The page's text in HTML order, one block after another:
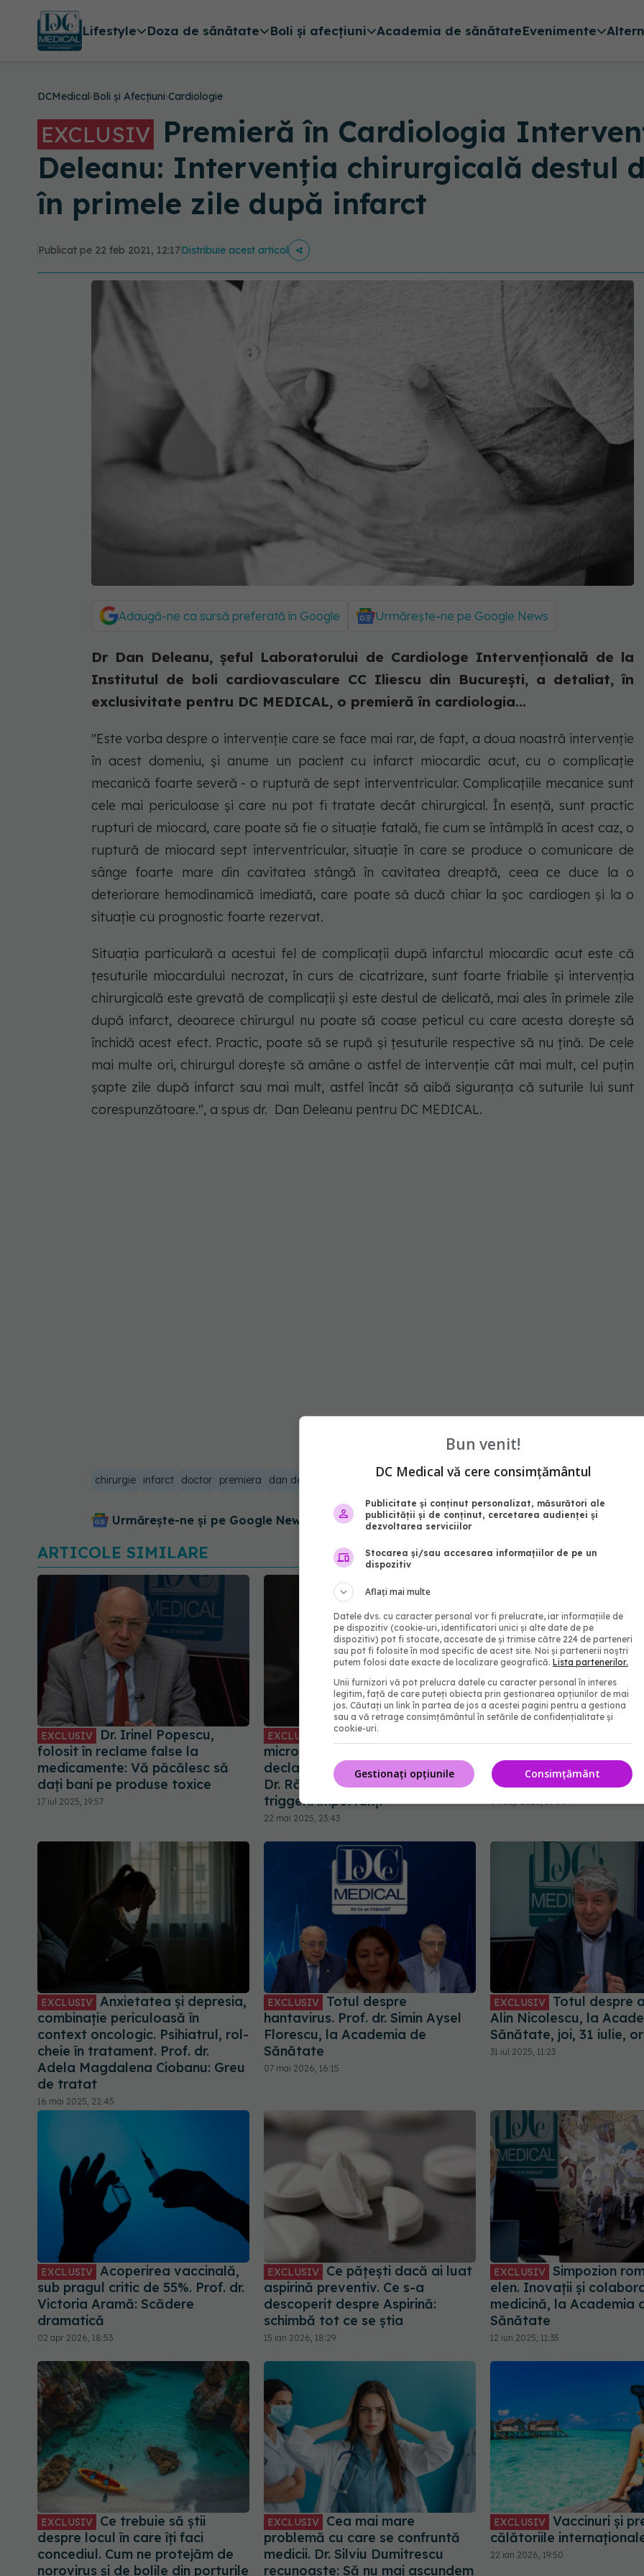
Lifestyle Doza de sănătate Boli și afecțiuni Academia de sănătateEvenimente
DCMedical›Boli și Afecțiuni›Cardiologie
EXCLUSIV Premieră în Cardiologia
Deleanu: Intervenția chirurgicală destul
în primele zile după infarct
Publicat pe 22 feb 2021, 12:17Distribuie acest articol
Adaugă-ne ca sursă preferată în Google Urmărește-ne pe Google News
Dr Dan Deleanu, șeful Laboratorului de Cardiologe Intervențională de la
Institutul de boli cardiovasculare CC Iliescu din București, a detaliat, în
exclusivitate pentru DC MEDICAL, o premieră în cardiologia...
"Este vorba despre o intervenție care se face mai rar, de fapt, a doua noastră intervenție
în acest domeniu, și anume un pacient cu infarct miocardic acut, cu o complicație
mecanică foarte severă - o ruptură de sept interventricular. Complicațiile mecanice sunt
cele mai periculoase și care nu pot fi tratate decât chirurgical. În esență, sunt practic
rupturi de miocard, care poate să fie o situație fatală, fie cum se întâmplă în acest caz, o
ruptură de miocard sept interventricular, situație în care se produce o comunicare de
sânge foarte mare din cavitatea stângă în cavitatea dreaptă, ceea ce duce la o
deteriorare hemodinamică imediată, care poate să ducă chiar la șoc cardiogen și la o
situație cu prognostic foarte rezervat.
Situația particulară a acestui fel de complicații după infarctul miocardic acut este că
țesuturile miocardului necrozat, în curs de cicatrizare, sunt foarte friabile și intervenția
chirurgicală este grevată de complicații și este destul de delicată, mai ales în primele zile
după infarct, deoarece chirurgul nu poate să coase peticul cu care acesta dorește să
închidă acest efect. Practic, poate să se rupă și țesuturile respective să nu țină. De cele
mai multe ori, chirurgul dorește să amâne o astfel de intervenție cât mai mult, cel puțin
șapte zile după infarct sau mai mult, astfel încât să aibă siguranța că suturile lui sunt
corespunzătoare.", a spus dr. Dan Deleanu pentru DC MEDICAL.
chirurgie infarct doctor premiera dan deleanu
Urmărește-ne și pe Google News - abonează‑te!
ARTICOLE SIMILARE
EXCLUSIV
Dr. Irinel Popescu,
folosit în reclame false la
medicamente: Vă păcălesc să
dați bani pe produse toxice
17 iul 2025, 19:57
EXCLUSIV
Alimentația modernă și
microplasticele, factori
declanșatori în bolile digestive.
Dr. Răzvan Iacob: Unul din
triggerii importanți
22 mai 2025, 23:43
Miopia nu se
Monica Pop
merită riscul, doar ca
ochelari
04 sep 2025, 19:00
EXCLUSIV Anxietatea și depresia,
combinație periculoasă în
context oncologic. Psihiatrul, rol-
cheie în tratament. Prof. dr.
Adela Magdalena Ciobanu: Greu
de tratat
16 mai 2025, 22:45
EXCLUSIV
Totul despre
hantavirus. Prof. dr. Simin Aysel
Florescu, la Academia de
Sănătate
07 mai 2026, 16:15
EXCLUSIV
Totul despre
Alin Nicolescu, la
Sănătate, joi, 31 iulie,
31 iul 2025, 11:23
EXCLUSIV Acoperirea vaccinală,
sub pragul critic de 55%. Prof. dr.
Victoria Aramă: Scădere
dramatică
02 apr 2026, 18:53
EXCLUSIV
Ce pățești dacă ai luat
aspirină preventiv. Ce s-a
descoperit despre Aspirină:
schimbă tot ce se știa
15 ian 2026, 18:29
EXCLUSIV Simpozion
elen. Inovații și
medicină, la Academia
Sănătate
12 iun 2025, 11:35
EXCLUSIV
Ce trebuie să știi
despre locul în care îți faci
concediul. Cum ne protejăm de
norovirus și de bolile din porturile
EXCLUSIV
Cea mai mare
problemă cu care se confruntă
medicii. Dr. Silviu Dumitrescu
recunoaște: Să nu mai ascundem
EXCLUSIV Vaccinuri și
călătoriile
22 ian 2026, 19:50
Bun venit!
DC Medical vă cere consimțământul
Publicitate și conținut personalizat, măsurători ale
publicității și de conținut, cercetarea audienței și
dezvoltarea serviciilor
Stocarea și/sau accesarea informațiilor de pe un
dispozitiv
Aflați mai multe
Datele dvs. cu caracter personal vor fi prelucrate, iar informațiile de
pe dispozitiv (cookie-uri, identificatori unici și alte date de pe
dispozitiv) pot fi stocate, accesate de și trimise către 224 de parteneri
sau pot fi folosite în mod specific de acest site. Noi și partenerii noștri
putem folosi date exacte de localizare geografică. Lista partenerilor.
Unii furnizori vă pot prelucra datele cu caracter personal în interes
legitim, față de care puteți obiecta prin gestionarea opțiunilor de mai
jos. Căutați un link în partea de jos a acestei pagini pentru a gestiona
sau a vă retrage consimțământul în setările de confidențialitate și
cookie-uri.
Consimțământ
Gestionați opțiunile